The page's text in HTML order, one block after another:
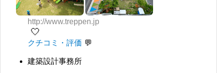
http://www.treppen.jp
🤍
クチコミ・評価
建築設計事務所